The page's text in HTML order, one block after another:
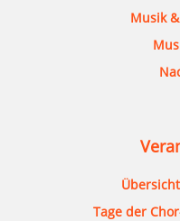
Musik
Tage der